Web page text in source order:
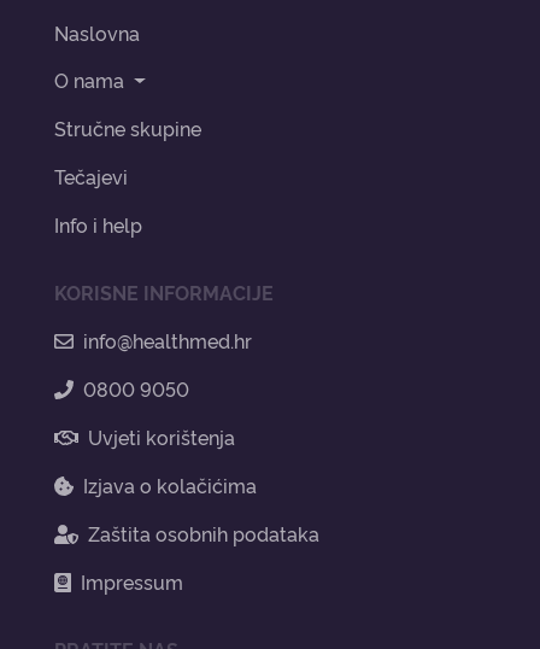
Naslovna
O nama
Stručne skupine
Tečajevi
Info i help
KORISNE INFORMACIJE
info@healthmed.hr
0800 9050
Uvjeti korištenja
Izjava o kolačićima
Zaštita osobnih podataka
Impressum